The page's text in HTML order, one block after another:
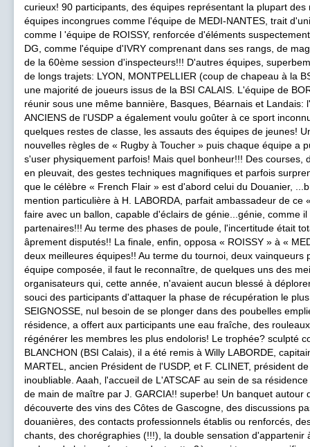
curieux! 90 participants, des équipes représentant la plupart
équipes incongrues comme l'équipe de MEDI-NANTES, trait
comme l 'équipe de ROISSY, renforcée d'éléments
DG, comme l'équipe d'IVRY comprenant dans ses rangs, de
de la 60ème session d'inspecteurs!!! D'autres équipes,
de longs trajets: LYON, MONTPELLIER (coup de chapeau à la
une majorité de joueurs issus de la BSI CALAIS. L'équipe de
réunir sous une même bannière, Basques, Béarnais et Landais:
ANCIENS de l'USDP a également voulu goûter à ce sport
quelques restes de classe, les assauts des équipes de jeunes!
nouvelles règles de « Rugby à Toucher » puis chaque équipe a
s'user physiquement parfois! Mais quel bonheur!!! Des courses,
en pleuvait, des gestes techniques magnifiques et parfois
que le célèbre « French Flair » est d'abord celui du Douanier,
mention particulière à H. LABORDA, parfait ambassadeur de ce
faire avec un ballon, capable d'éclairs de génie...génie, comme
partenaires!!! Au terme des phases de poule, l'incertitude était
âprement disputés!! La finale, enfin, opposa « ROISSY » à «
deux meilleures équipes!! Au terme du tournoi, deux vainqueurs
équipe composée, il faut le reconnaître, de quelques uns des
organisateurs qui, cette année, n'avaient aucun blessé à
souci des participants d'attaquer la phase de récupération le
SEIGNOSSE, nul besoin de se plonger dans des poubelles
résidence, a offert aux participants une eau fraîche, des
régénérer les membres les plus endoloris! Le trophée? sculpté
BLANCHON (BSI Calais), il a été remis à Willy LABORDE,
MARTEL, ancien Président de l'USDP, et F. CLINET, président
inoubliable. Aaah, l'accueil de L'ATSCAF au sein de sa
de main de maître par J. GARCIA!! superbe! Un banquet autour
découverte des vins des Côtes de Gascogne, des discussions
douanières, des contacts professionnels établis ou renforcés,
chants, des chorégraphies (!!!), la double sensation d'appartenir